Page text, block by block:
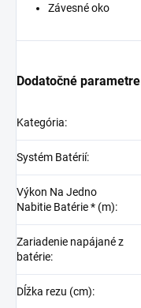
Závesné oko
Dodatočné parametre
Kategória:
Systém Batérií:
Výkon Na Jedno
Nabitie Batérie * (m):
Zariadenie napájané z
batérie:
Dĺžka rezu (cm):